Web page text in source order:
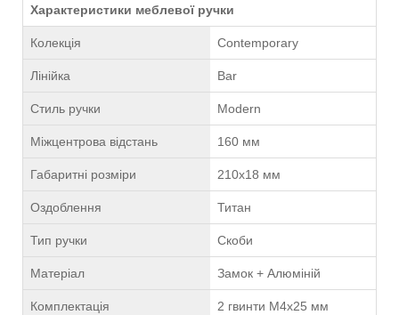
Характеристики меблевої ручки
Колекція Contemporary
Лінійка Bar
Стиль ручки Modern
Міжцентрова відстань 160 мм
Габаритні розміри 210х18 мм
Оздоблення Титан
Тип ручки Скоби
Матеріал Замок + Алюміній
Комплектація 2 гвинти М4х25 мм